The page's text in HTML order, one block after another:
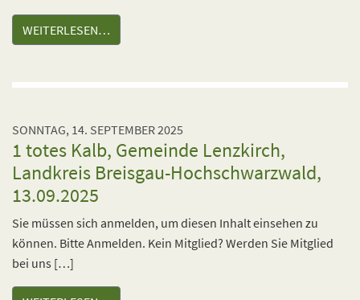
WEITERLESEN…
SONNTAG, 14. SEPTEMBER 2025
1 totes Kalb, Gemeinde Lenzkirch,
Landkreis Breisgau-Hochschwarzwald,
13.09.2025
Sie müssen sich anmelden, um diesen Inhalt einsehen zu
können. Bitte Anmelden. Kein Mitglied? Werden Sie Mitglied
bei uns […]